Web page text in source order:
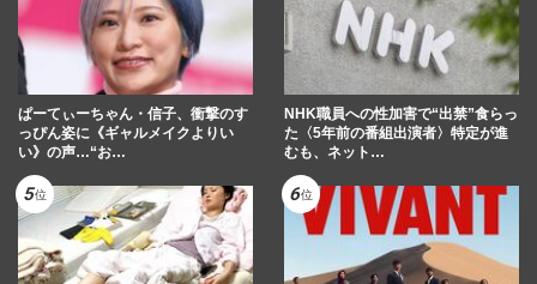
ぱーてぃーちゃん・信子、衝撃のす
っぴん姿に《ギャルメイクよりい
い》の声…“お…
NHK職員への性加害で“出禁”食らっ
た〈5年前の番組出演者〉特定が進
むも、ネット…